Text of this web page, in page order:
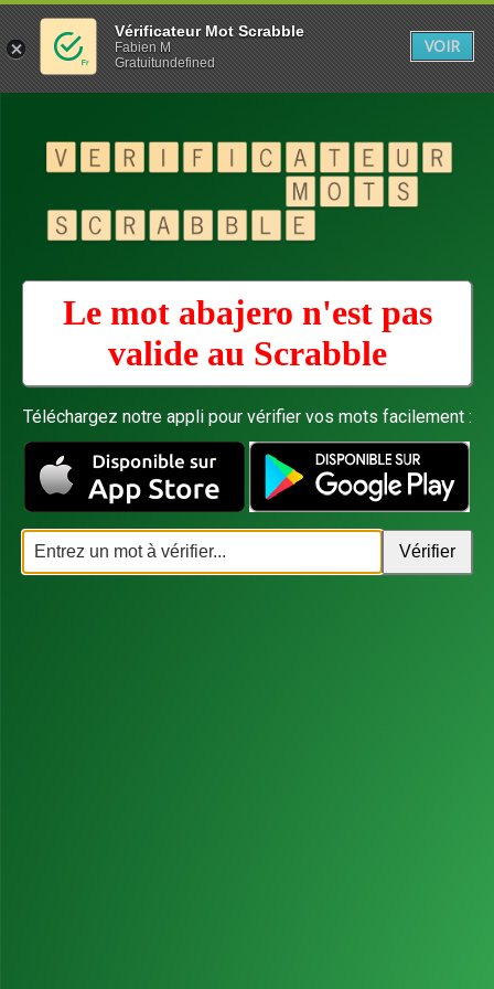
Le mot abajero n'est pas
valide au Scrabble
Téléchargez notre appli pour vérifier vos mots facilement :
Vérificateur Mot Scrabble
Fabien M
Gratuitundefined
VOIR